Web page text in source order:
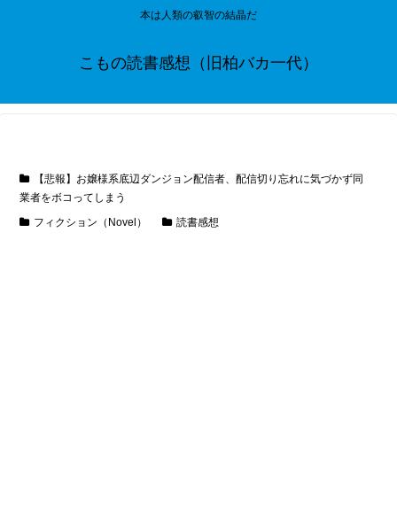
本は人類の叡智の結晶だ
こもの読書感想（旧柏バカ一代）
【悲報】お嬢様系底辺ダンジョン配信者、配信切り忘れに気づかず同
業者をボコってしまう
フィクション（Novel）
読書感想